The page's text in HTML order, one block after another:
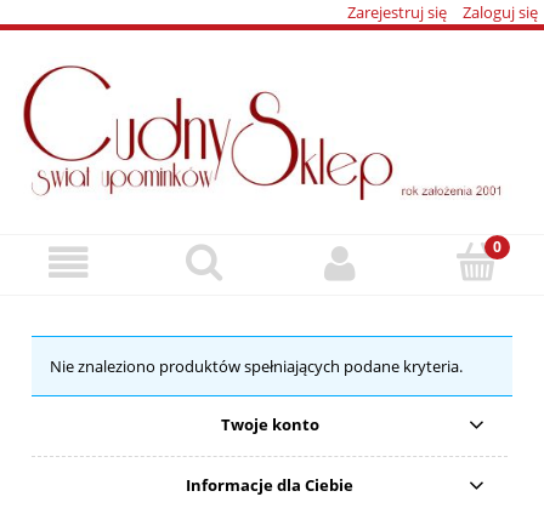
Zarejestruj się Zaloguj się
Nie znaleziono produktów spełniających podane kryteria.
Twoje konto
Informacje dla Ciebie